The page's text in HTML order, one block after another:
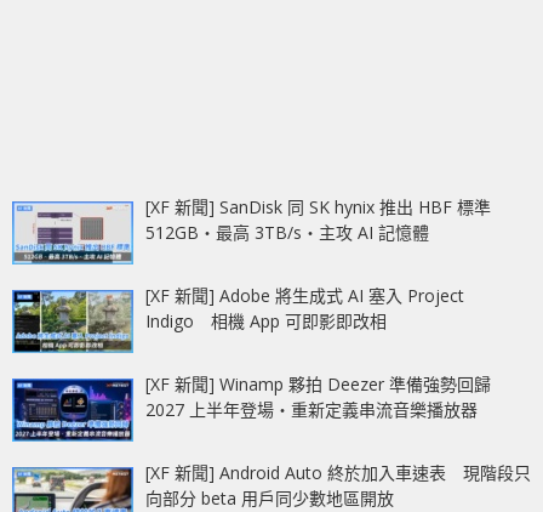
[XF 新聞] SanDisk 同 SK hynix 推出 HBF 標準
512GB‧最高 3TB/s‧主攻 AI 記憶體
[XF 新聞] Adobe 將生成式 AI 塞入 Project
Indigo 相機 App 可即影即改相
[XF 新聞] Winamp 夥拍 Deezer 準備強勢回歸
2027 上半年登場‧重新定義串流音樂播放器
[XF 新聞] Android Auto 終於加入車速表 現階段只
向部分 beta 用戶同少數地區開放